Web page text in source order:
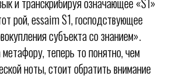
рой, essaim S1, господствующее
субъекта со знанием».
теперь то понятно, чем
ноты, стоит обратить внимание